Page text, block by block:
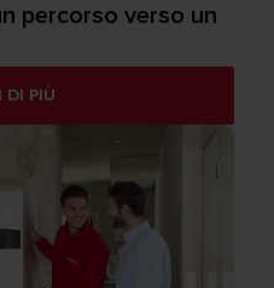
percorso verso un
DI PIÙ